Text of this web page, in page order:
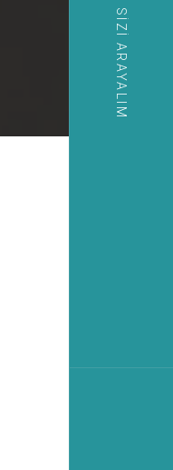
SIZI ARAYALIM